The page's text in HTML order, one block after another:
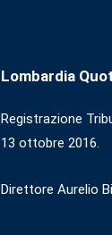
Lombardia
Registrazione
13 ottobre 2016.
Direttore Aurelio